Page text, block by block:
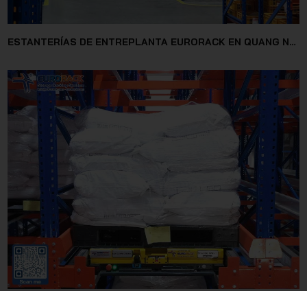
ESTANTERÍAS DE ENTREPLANTA EURORACK EN QUANG NAM